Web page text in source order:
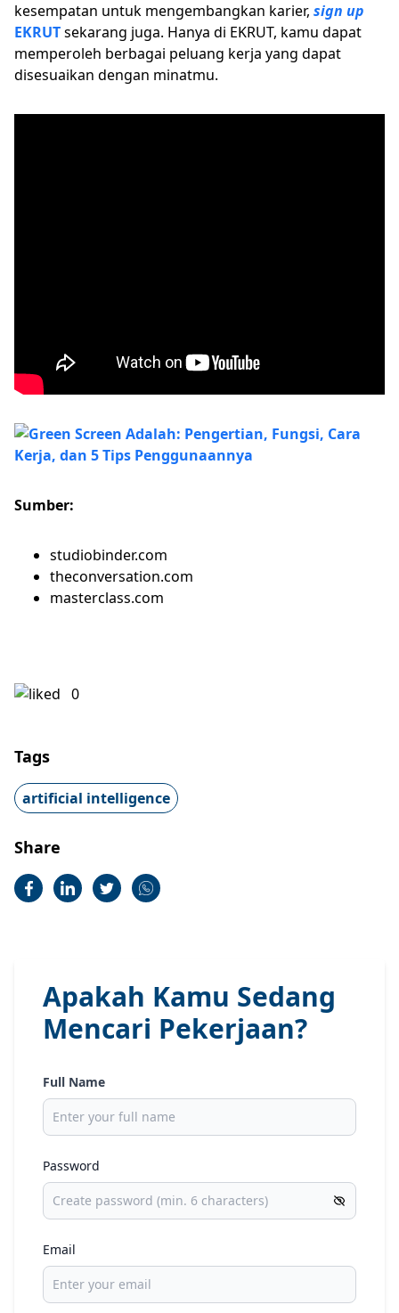
kesempatan untuk mengembangkan karier, sign up
EKRUTsekarang juga. Hanya di EKRUT, kamu dapat
memperoleh berbagai peluang kerja yang dapat
disesuaikan dengan minatmu.
Sumber:
studiobinder.com
theconversation.com
masterclass.com
0
Tags
artificial intelligence
Share
Apakah Kamu Sedang
Mencari Pekerjaan?
Full Name
Password
Email